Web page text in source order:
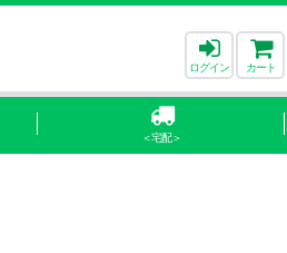
ログイン カート
＜宅配＞